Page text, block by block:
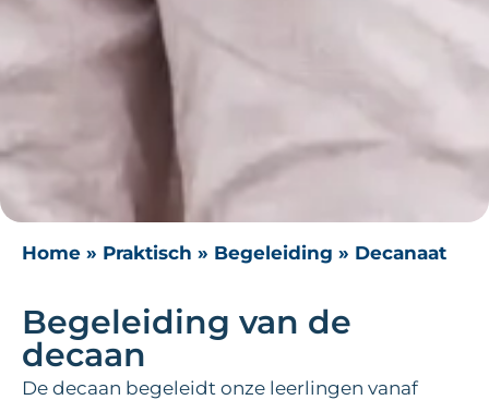
Home » Praktisch » Begeleiding » Decanaat
Begeleiding van de
decaan
De decaan begeleidt onze leerlingen vanaf